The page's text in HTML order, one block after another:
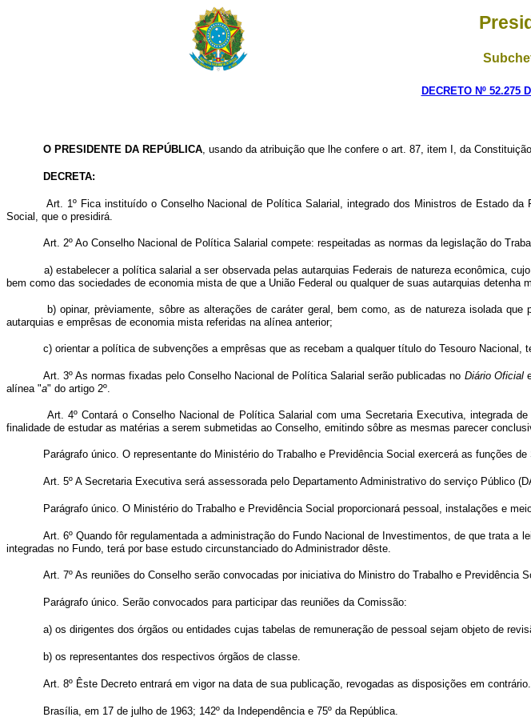
DECRETO Nº 52.275
O PRESIDENTE DA REPÚBLICA, usando da atribuição que lhe confere o art. 87, item I, da
DECRETA:
Art. 1º Fica instituído o Conselho Nacional de Política Salarial, integrado dos Ministros de Estado
Social, que o presidirá.
Art. 2º Ao Conselho Nacional de Política Salarial compete: respeitadas as normas da legislação do
a) estabelecer a política salarial a ser observada pelas autarquias Federais de natureza econômica,
bem como das sociedades de economia mista de que a União Federal ou qualquer de suas autarquias detenha
b) opinar, prèviamente, sôbre as alterações de caráter geral, bem como, as de natureza isolada
autarquias e emprêsas de economia mista referidas na alínea anterior;
c) orientar a política de subvenções a emprêsas que as recebam a qualquer título do Tesouro
Art. 3º As normas fixadas pelo Conselho Nacional de Política Salarial serão publicadas no Diário Oficial
alínea "a" do artigo 2º.
Art. 4º Contará o Conselho Nacional de Política Salarial com uma Secretaria Executiva, integrada
finalidade de estudar as matérias a serem submetidas ao Conselho, emitindo sôbre as mesmas parecer
Parágrafo único. O representante do Ministério do Trabalho e Previdência Social exercerá as funções
Art. 5º A Secretaria Executiva será assessorada pelo Departamento Administrativo do serviço Público
Parágrafo único. O Ministério do Trabalho e Previdência Social proporcionará pessoal, instalações e
Art. 6º Quando fôr regulamentada a administração do Fundo Nacional de Investimentos, de que trata
integradas no Fundo, terá por base estudo circunstanciado do Administrador dêste.
Art. 7º As reuniões do Conselho serão convocadas por iniciativa do Ministro do Trabalho e Previdência
Parágrafo único. Serão convocados para participar das reuniões da Comissão:
a) os dirigentes dos órgãos ou entidades cujas tabelas de remuneração de pessoal sejam objeto de
b) os representantes dos respectivos órgãos de classe.
Art. 8º Êste Decreto entrará em vigor na data de sua publicação, revogadas as disposições em contrário.
Brasília, em 17 de julho de 1963; 142º da Independência e 75º da República.